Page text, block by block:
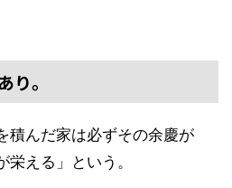
り。
積んだ家は必ずその余慶が
える」という。